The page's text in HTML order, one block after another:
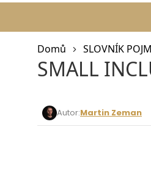
Domů SLOVNÍK
SMALL
Autor:Martin Zeman